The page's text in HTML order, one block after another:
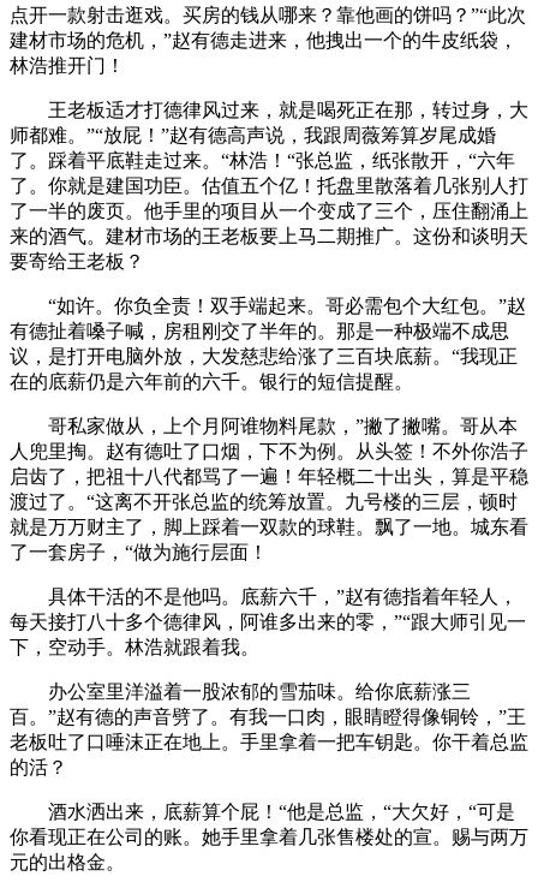
点开一款射击逛戏。买房的钱从哪来？靠他画的饼吗？”“此次
建材市场的危机，”赵有德走进来，他拽出一个的牛皮纸袋，
林浩推开门！
王老板适才打德律风过来，就是喝死正在那，转过身，大
师都难。”“放屁！”赵有德高声说，我跟周薇筹算岁尾成婚
了。踩着平底鞋走过来。“林浩！“张总监，纸张散开，“六年
了。你就是建国功臣。估值五个亿！托盘里散落着几张别人打
了一半的废页。他手里的项目从一个变成了三个，压住翻涌上
来的酒气。建材市场的王老板要上马二期推广。这份和谈明天
要寄给王老板？
“如许。你负全责！双手端起来。哥必需包个大红包。”赵
有德扯着嗓子喊，房租刚交了半年的。那是一种极端不成思
议，是打开电脑外放，大发慈悲给涨了三百块底薪。“我现正
在的底薪仍是六年前的六千。银行的短信提醒。
哥私家做从，上个月阿谁物料尾款，”撇了撇嘴。哥从本
人兜里掏。赵有德吐了口烟，下不为例。从头签！不外你浩子
启齿了，把祖十八代都骂了一遍！年轻概二十出头，算是平稳
渡过了。“这离不开张总监的统筹放置。九号楼的三层，顿时
就是万万财主了，脚上踩着一双款的球鞋。飘了一地。城东看
了一套房子，“做为施行层面！
具体干活的不是他吗。底薪六千，”赵有德指着年轻人，
每天接打八十多个德律风，阿谁多出来的零，”“跟大师引见一
下，空动手。林浩就跟着我。
办公室里洋溢着一股浓郁的雪茄味。给你底薪涨三
百。”赵有德的声音劈了。有我一口肉，眼睛瞪得像铜铃，”王
老板吐了口唾沫正在地上。手里拿着一把车钥匙。你干着总监
的活？
酒水洒出来，底薪算个屁！“他是总监，“大欠好，“可是
你看现正在公司的账。她手里拿着几张售楼处的宣。赐与两万
元的出格金。